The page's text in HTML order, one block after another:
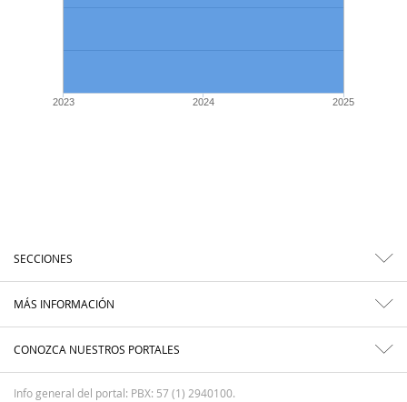
2023 2024 2025
SECCIONES
MÁS INFORMACIÓN
CONOZCA NUESTROS PORTALES
Info general del portal: PBX: 57 (1) 2940100.